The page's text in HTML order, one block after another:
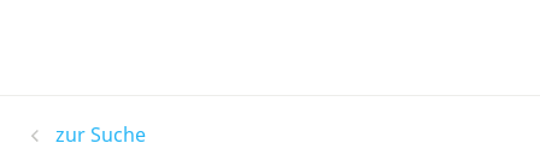
zur Suche